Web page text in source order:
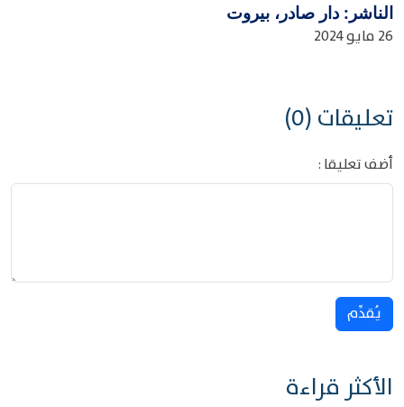
الناشر: دار صادر، بيروت
26 مايو 2024
تعليقات (0)
أضف تعليقا :
يُقدِّم
الأكثر قراءة